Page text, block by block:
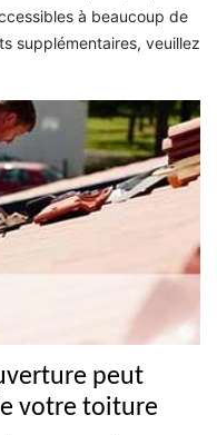
à beaucoup de
supplémentaires, veuillez
peut
votre toiture